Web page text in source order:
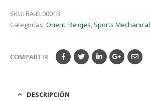
SKU: RA-EL0001B
Categorías: Orient,Relojes, Sports Mechanical
COMPARTIR
DESCRIPCIÓN